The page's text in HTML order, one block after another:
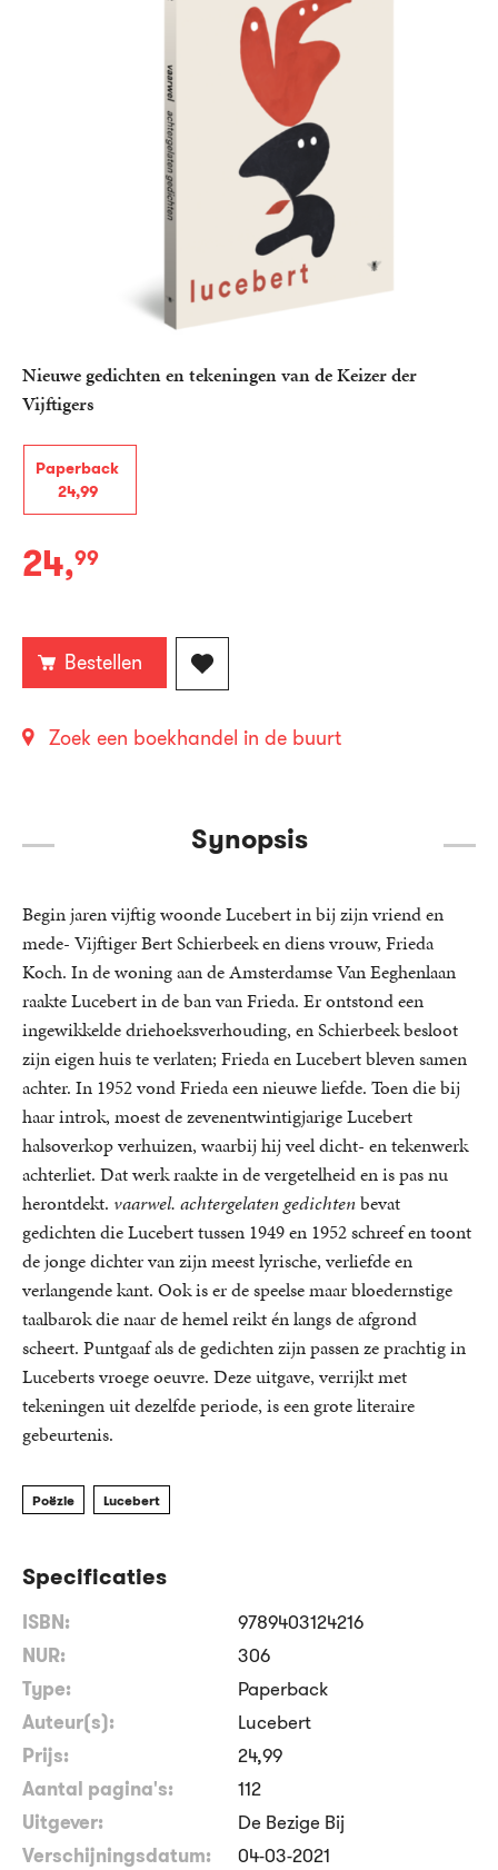
Nieuwe gedichten en tekeningen van de Keizer der
Vijftigers
Paperback
24,99
Paperback:
24,99
Bestellen
Zoek een boekhandel in de buurt
Synopsis
Begin jaren vijftig woonde Lucebert in bij zijn vriend en
mede- Vijftiger Bert Schierbeek en diens vrouw, Frieda
Koch. In de woning aan de Amsterdamse Van Eeghenlaan
raakte Lucebert in de ban van Frieda. Er ontstond een
ingewikkelde driehoeksverhouding, en Schierbeek besloot
zijn eigen huis te verlaten; Frieda en Lucebert bleven samen
achter. In 1952 vond Frieda een nieuwe liefde. Toen die bij
haar introk, moest de zevenentwintigjarige Lucebert
halsoverkop verhuizen, waarbij hij veel dicht- en tekenwerk
achterliet. Dat werk raakte in de vergetelheid en is pas nu
herontdekt. vaarwel. achtergelaten gedichtenbevat
gedichten die Lucebert tussen 1949 en 1952 schreef en toont
de jonge dichter van zijn meest lyrische, verliefde en
verlangende kant. Ook is er de speelse maar bloedernstige
taalbarok die naar de hemel reikt én langs de afgrond
scheert. Puntgaaf als de gedichten zijn passen ze prachtig in
Luceberts vroege oeuvre. Deze uitgave, verrijkt met
tekeningen uit dezelfde periode, is een grote literaire
gebeurtenis.
Poëzie Lucebert
Specificaties
ISBN:
9789403124216
NUR:
306
Type:
Paperback
Auteur(s):
Lucebert
Prijs:
24,99
Aantal pagina's:
112
Uitgever:
De Bezige Bij
Verschijningsdatum:
04-03-2021